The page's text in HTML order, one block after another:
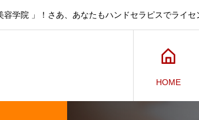
学院 」！さあ、あなたもハンドセラピスでライセ
HOME